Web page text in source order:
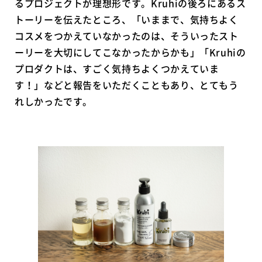
トーリーを伝えたところ、「いままで、気持ちよく
コスメをつかえていなかったのは、そういったスト
ーリーを大切にしてこなかったからかも」「Kruhiの
プロダクトは、すごく気持ちよくつかえていま
す！」などと報告をいただくこともあり、とてもう
れしかったです。